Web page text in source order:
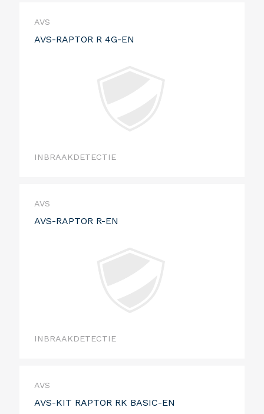
AVS
AVS-RAPTOR R 4G-EN
INBRAAKDETECTIE
AVS
AVS-RAPTOR R-EN
INBRAAKDETECTIE
AVS
AVS-KIT RAPTOR RK BASIC-EN